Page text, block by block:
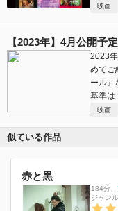
映画
【2023年】4月公開予
2023
めてご
ール』
基準は
映画
似ている作品
赤と黒
184分、
ジャンル